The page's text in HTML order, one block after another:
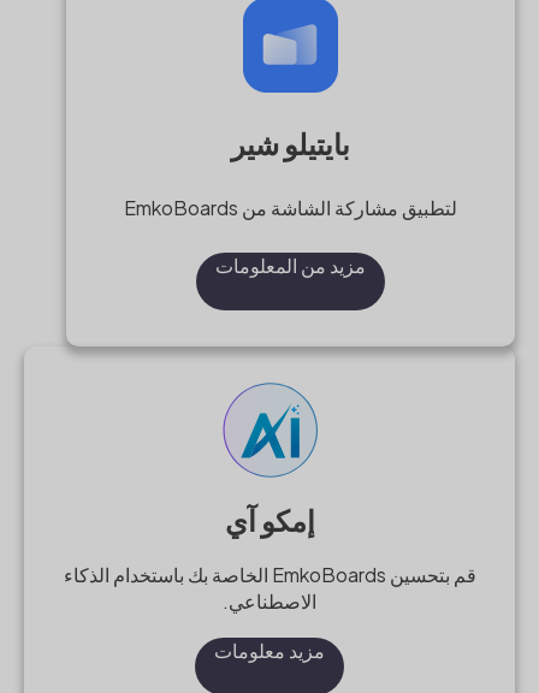
بايتيلو شير
لتطبيق مشاركة الشاشة من EmkoBoards
مزيد من المعلومات
إمكو آي
قم بتحسين EmkoBoards الخاصة بك باستخدام الذكاء
الاصطناعي.
مزید معلومات